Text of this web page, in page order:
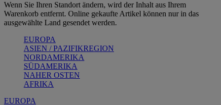
Wenn Sie Ihren Standort ändern, wird der Inhalt aus Ihrem
Warenkorb entfernt. Online gekaufte Artikel können nur in das
ausgewählte Land gesendet werden.
EUROPA
ASIEN / PAZIFIKREGION
NORDAMERIKA
SÜDAMERIKA
NAHER OSTEN
AFRIKA
EUROPA